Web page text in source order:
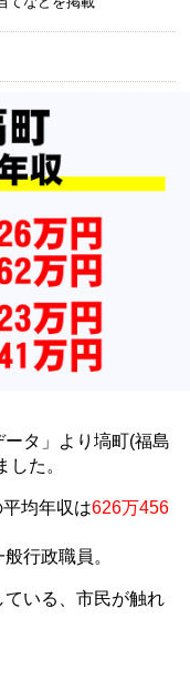
タ」より塙町(福島
た。
均年収は626万456
行政職員。
いる、市民が触れ